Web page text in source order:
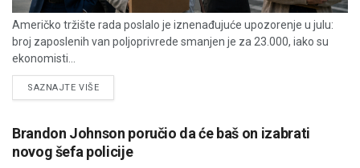
Američko tržište rada poslalo je iznenađujuće upozorenje u julu:
broj zaposlenih van poljoprivrede smanjen je za 23.000, iako su
ekonomisti...
SAZNAJTE VIŠEDETAILS
Brandon Johnson poručio da će baš on izabrati
novog šefa policije